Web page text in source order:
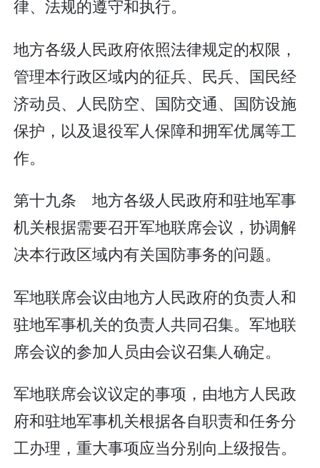
律、法规的遵守和执行。
地方各级人民政府依照法律规定的权限，
管理本行政区域内的征兵、民兵、国民经
济动员、人民防空、国防交通、国防设施
保护，以及退役军人保障和拥军优属等工
作。
第十九条 地方各级人民政府和驻地军事
机关根据需要召开军地联席会议，协调解
决本行政区域内有关国防事务的问题。
军地联席会议由地方人民政府的负责人和
驻地军事机关的负责人共同召集。军地联
席会议的参加人员由会议召集人确定。
军地联席会议议定的事项，由地方人民政
府和驻地军事机关根据各自职责和任务分
工办理，重大事项应当分别向上级报告。